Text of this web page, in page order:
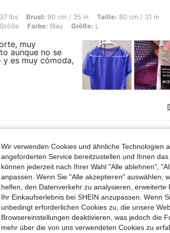
90 cm / 35 in, Taille: 80 cm / 31 in, Hüften: 90 cm / 35
lbs Brust: 90 cm / 35 in Taille: 80 cm / 31 in
Farbe: Blau Größe: L
muy
aunque no se
es muy cómoda,
Größe:M
Wir verwenden Cookies und ähnliche Technologien
angeforderten Service bereitzustellen und Ihnen
können jederzeit nach Ihrer Wahl "Alle ablehnen",
anpassen. Wenn Sie "Alle akzeptieren" auswählen,
helfen, den Datenverkehr zu analysieren,
Ihr Einkaufserlebnis bei SHEIN anzupassen. Wenn
unbedingt erforderlichen Cookies zu, die unsere
Browsereinstellungen deaktivieren, was jedoch die
mehr über die von uns verwendeten Cookies zu